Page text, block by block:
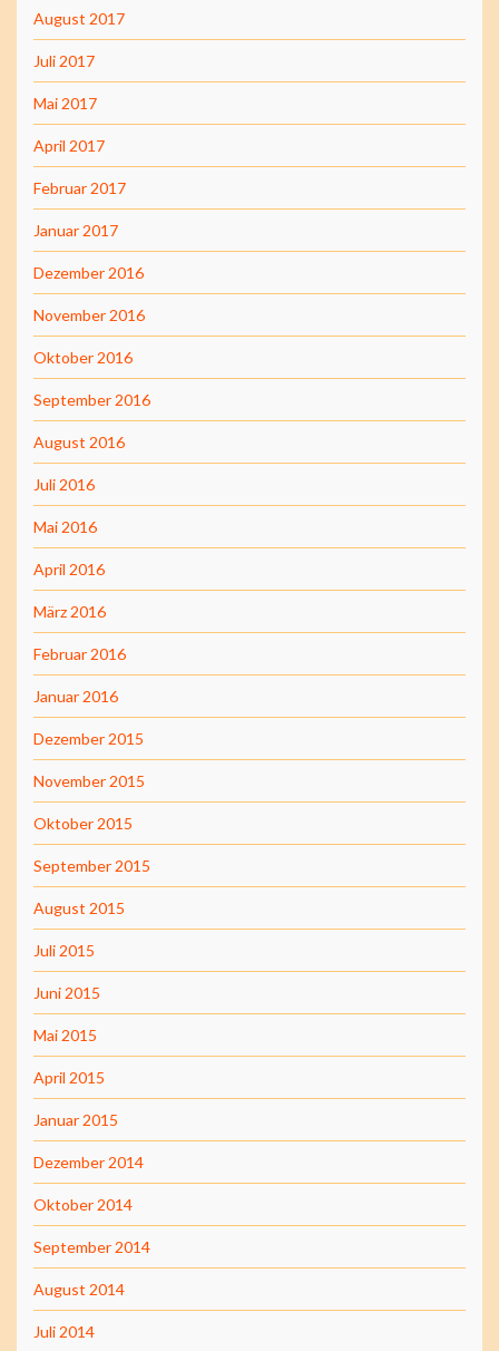
August 2017
Juli 2017
Mai 2017
April 2017
Februar 2017
Januar 2017
Dezember 2016
November 2016
Oktober 2016
September 2016
August 2016
Juli 2016
Mai 2016
April 2016
März 2016
Februar 2016
Januar 2016
Dezember 2015
November 2015
Oktober 2015
September 2015
August 2015
Juli 2015
Juni 2015
Mai 2015
April 2015
Januar 2015
Dezember 2014
Oktober 2014
September 2014
August 2014
Juli 2014